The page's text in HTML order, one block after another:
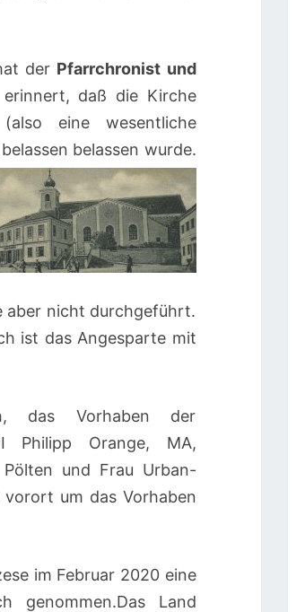
der Pfarrchronist und
daß die Kirche
eine wesentliche
belassen wurde.
aber nicht durchgeführt.
ist das Angesparte mit
das Vorhaben der
Philipp Orange, MA,
und Frau Urban-
vorort um das Vorhaben
im Februar 2020 eine
genommen.Das Land